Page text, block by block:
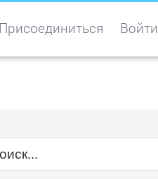
Присоединиться Войти